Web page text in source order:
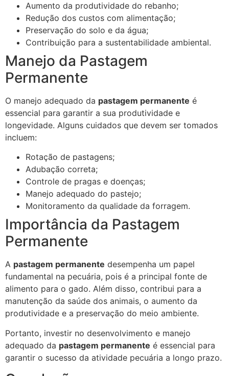
Aumento da produtividade do rebanho;
Redução dos custos com alimentação;
Preservação do solo e da água;
Contribuição para a sustentabilidade ambiental.
Manejo da Pastagem
Permanente
O manejo adequado da pastagem permanente é
essencial para garantir a sua produtividade e
longevidade. Alguns cuidados que devem ser tomados
incluem:
Rotação de pastagens;
Adubação correta;
Controle de pragas e doenças;
Manejo adequado do pastejo;
Monitoramento da qualidade da forragem.
Importância da Pastagem
Permanente
A pastagem permanente desempenha um papel
fundamental na pecuária, pois é a principal fonte de
alimento para o gado. Além disso, contribui para a
manutenção da saúde dos animais, o aumento da
produtividade e a preservação do meio ambiente.
Portanto, investir no desenvolvimento e manejo
adequado da pastagem permanente é essencial para
garantir o sucesso da atividade pecuária a longo prazo.